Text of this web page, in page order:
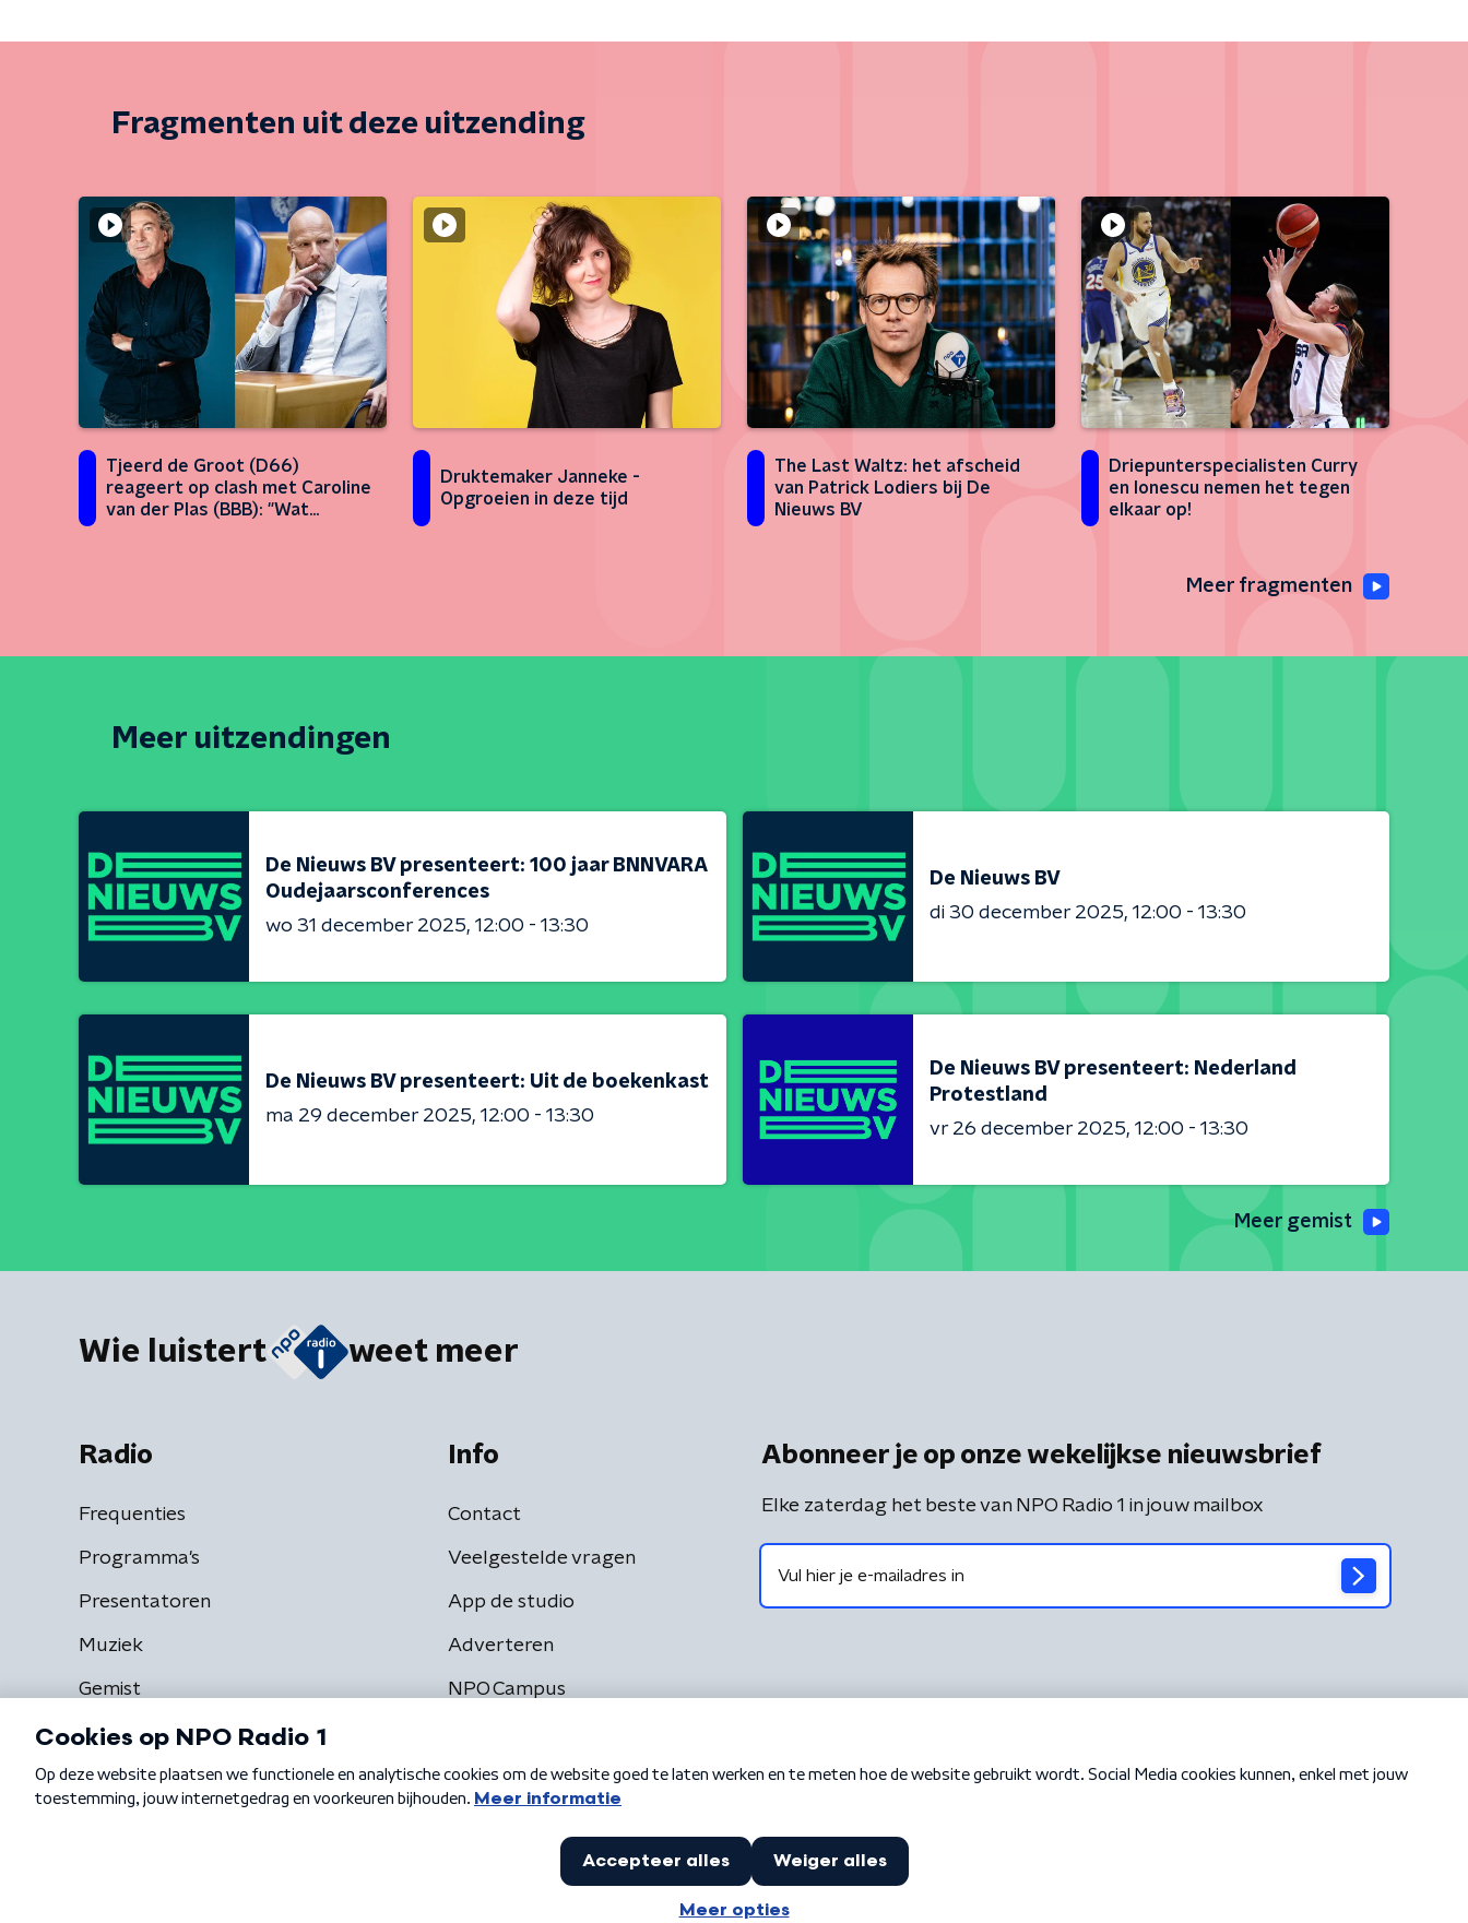
Fragmenten uit deze uitzending
Tjeerd de Groot (D66)
reageert op clash met Caroline
van der Plas (BBB): "Wat
Druktemaker Janneke -
Opgroeien in deze tijd
The Last Waltz: het afscheid
van Patrick Lodiers bij De
Nieuws BV
Driepunterspecialisten Curry
en Ionescu nemen het tegen
elkaar op!
Meer fragmenten
Meer uitzendingen
De Nieuws BV presenteert: 100 jaar BNNVARA
Oudejaarsconferences
wo 31 december 2025 12:00 - 13:30
De Nieuws BV
di 30 december 2025 12:00 - 13:30
De Nieuws BV presenteert: Uit de boekenkast
ma 29 december 2025 12:00 - 13:30
De Nieuws BV presenteert: Nederland
Protestland
vr 26 december 2025 12:00 - 13:30
Meer gemist
Wie luistert weet meer
Radio
Frequenties
Programma's
Presentatoren
Muziek
Gemist
Info
Contact
Veelgestelde vragen
App de studio
Adverteren
NPO Campus
Abonneer je op onze wekelijkse nieuwsbrief
Elke zaterdag het beste van NPO Radio 1 in jouw mailbox
Algemene voorwaarden Privacybeleid